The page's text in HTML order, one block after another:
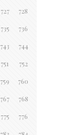
727 728
735 736
743 744
751 752
759 760
767 768
775 776